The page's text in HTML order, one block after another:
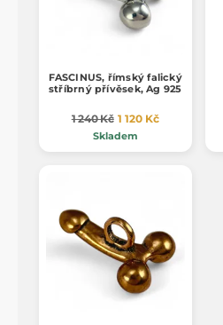
FASCINUS, římský falický
stříbrný přívěsek, Ag 925
1 240 Kč 1 120 Kč
Skladem